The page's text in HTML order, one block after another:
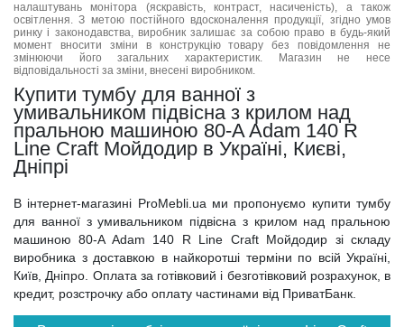
налаштувань монітора (яскравість, контраст, насиченість), а також
освітлення. З метою постійного вдосконалення продукції, згідно умов
ринку і законодавства, виробник залишає за собою право в будь-який
момент вносити зміни в конструкцію товару без повідомлення не
змінюючи його загальних характеристик. Магазин не несе
відповідальності за зміни, внесені виробником.
Купити тумбу для ванної з
умивальником підвісна з крилом над
пральною машиною 80-A Adam 140 R
Line Craft Мойдодир в Україні, Києві,
Дніпрі
В інтернет-магазині ProMebli.ua ми пропонуємо купити тумбу
для ванної з умивальником підвісна з крилом над пральною
машиною 80-A Adam 140 R Line Craft Мойдодир зі складу
виробника з доставкою в найкоротші терміни по всій Україні,
Київ, Дніпро. Оплата за готівковий і безготівковий розрахунок, в
кредит, розстрочку або оплату частинами від ПриватБанк.